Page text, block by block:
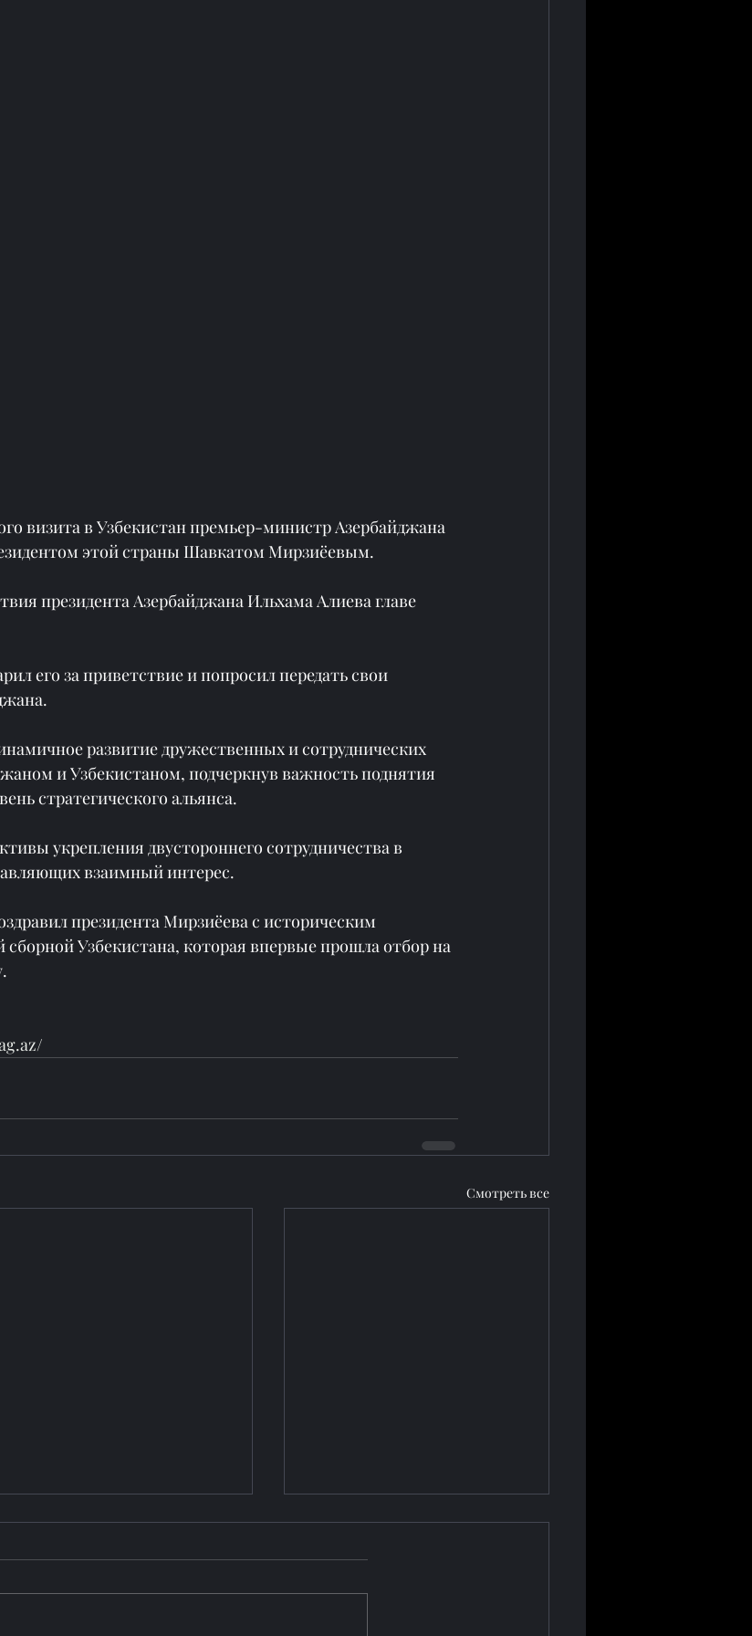
визита в Узбекистан премьер-министр Азербайджана
этой страны Шавкатом Мирзиёевым.
президента Азербайджана Ильхама Алиева главе
его за приветствие и попросил передать свои
развитие дружественных и сотруднических
и Узбекистаном, подчеркнув важность поднятия
стратегического альянса.
укрепления двустороннего сотрудничества в
взаимный интерес.
президента Мирзиёева с историческим
Узбекистана, которая впервые прошла отбор на
Смотреть все